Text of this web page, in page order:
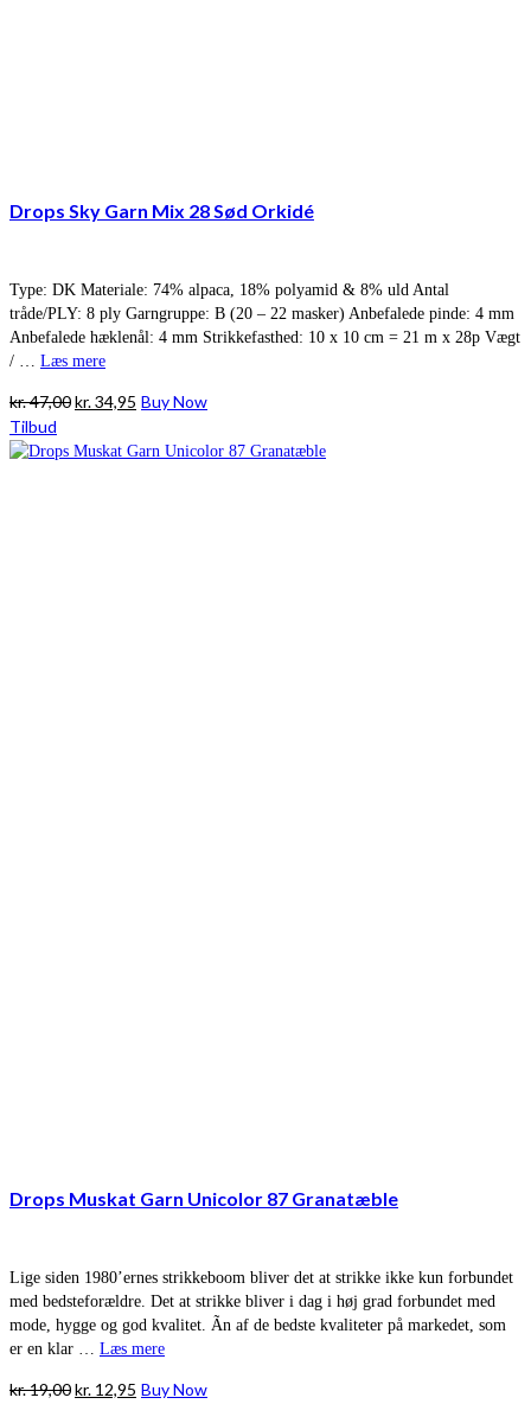
Drops Sky Garn Mix 28 Sød Orkidé
Type: DK Materiale: 74% alpaca, 18% polyamid & 8% uld Antal
tråde/PLY: 8 ply Garngruppe: B (20 – 22 masker) Anbefalede pinde: 4 mm
Anbefalede hæklenål: 4 mm Strikkefasthed: 10 x 10 cm = 21 m x 28p Vægt
/ … Læs mere
kr.47,00Den
pris
kr.34,95 Den
pris
Buy Now
Tilbud
Drops Muskat Garn Unicolor 87 Granatæble
Lige siden 1980’ernes strikkeboom bliver det at strikke ikke kun forbundet
med bedsteforældre. Det at strikke bliver i dag i høj grad forbundet med
mode, hygge og god kvalitet. Ãn af de bedste kvaliteter på markedet, som
er en klar … Læs mere
kr.19,00Den
kr. 12,95 Den
Buy Now